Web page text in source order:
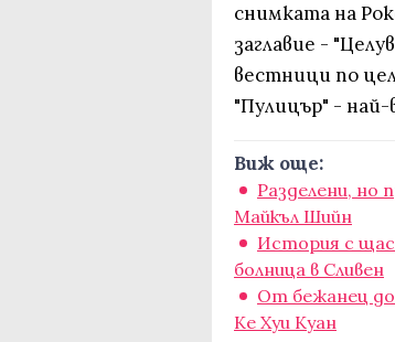
снимката на
заглавие -
вестници по
"Пулицър" - най-
Виж още:
Разделени, но
Майкъл Шийн
История с
болница в Сливен
От бежанец
Ке Хуи Куан